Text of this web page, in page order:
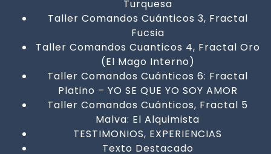
Turquesa
Taller Comandos Cuánticos 3, Fractal
Fucsia
Taller Comandos Cuanticos 4, Fractal Oro
(El Mago Interno)
Taller Comandos Cuánticos 6: Fractal
Platino – YO SE QUE YO SOY AMOR
Taller Comandos Cuánticos, Fractal 5
Malva: El Alquimista
TESTIMONIOS, EXPERIENCIAS
Texto Destacado